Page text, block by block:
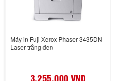
Máy in Fuji Xerox Phaser 3435DN
Laser trắng đen
3,255,000 VND